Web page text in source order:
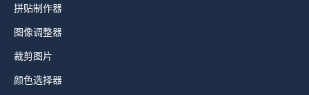
拼贴制作器
图像调整器
裁剪图片
颜色选择器